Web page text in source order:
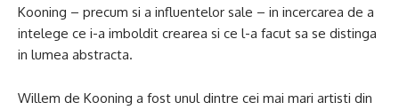
Kooning – precum si a influentelor sale – in incercarea de a
intelege ce i-a imboldit crearea si ce l-a facut sa se distinga
in lumea abstracta.
Willem de Kooning a fost unul dintre cei mai mari artisti din